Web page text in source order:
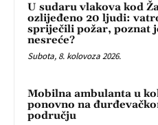
U sudaru vlakova kod
ozlijeđeno 20 ljudi:
spriječili požar, poznat
nesreće?
Subota, 8. kolovoza 2026.
Mobilna ambulanta u
ponovno na
području